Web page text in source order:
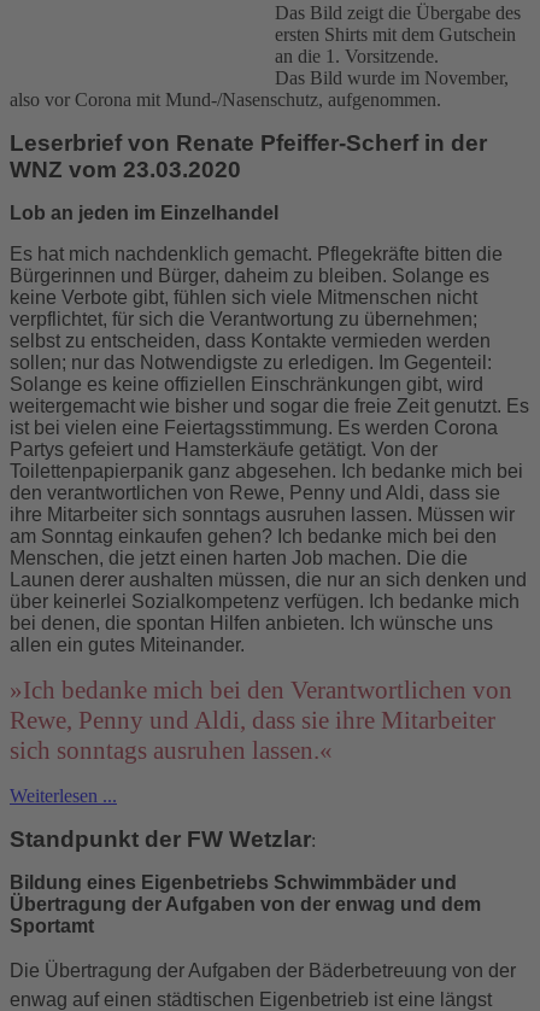
Das Bild zeigt die Übergabe des
ersten Shirts mit dem Gutschein
an die 1. Vorsitzende.
Das Bild wurde im November,
also vor Corona mit Mund-/Nasenschutz, aufgenommen.
Leserbrief von Renate Pfeiffer-Scherf in der
WNZ vom 23.03.2020
Lob an jeden im Einzelhandel
Es hat mich nachdenklich gemacht. Pflegekräfte bitten die
Bürgerinnen und Bürger, daheim zu bleiben. Solange es
keine Verbote gibt, fühlen sich viele Mitmenschen nicht
verpflichtet, für sich die Verantwortung zu übernehmen;
selbst zu entscheiden, dass Kontakte vermieden werden
sollen; nur das Notwendigste zu erledigen. Im Gegenteil:
Solange es keine offiziellen Einschränkungen gibt, wird
weitergemacht wie bisher und sogar die freie Zeit genutzt. Es
ist bei vielen eine Feiertagsstimmung. Es werden Corona
Partys gefeiert und Hamsterkäufe getätigt. Von der
Toilettenpapierpanik ganz abgesehen. Ich bedanke mich bei
den verantwortlichen von Rewe, Penny und Aldi, dass sie
ihre Mitarbeiter sich sonntags ausruhen lassen. Müssen wir
am Sonntag einkaufen gehen? Ich bedanke mich bei den
Menschen, die jetzt einen harten Job machen. Die die
Launen derer aushalten müssen, die nur an sich denken und
über keinerlei Sozialkompetenz verfügen. Ich bedanke mich
bei denen, die spontan Hilfen anbieten. Ich wünsche uns
allen ein gutes Miteinander.
»Ich bedanke mich bei den Verantwortlichen von
Rewe, Penny und Aldi, dass sie ihre Mitarbeiter
sich sonntags ausruhen lassen.«
Weiterlesen ...
Standpunkt der FW Wetzlar:
Bildung eines Eigenbetriebs Schwimmbäder und
Übertragung der Aufgaben von der enwag und dem
Sportamt
Die Übertragung der Aufgaben der Bäderbetreuung von der
enwag auf einen städtischen Eigenbetrieb ist eine längst